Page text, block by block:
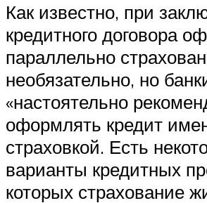
Как известно, при
кредитного договора
параллельно
необязательно, но
«настоятельно
оформлять кредит
страховкой. Есть
варианты кредитных
которых страхование